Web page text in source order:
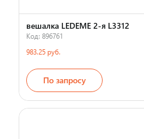
вешалка LEDEME 2-я L3312
Код: 896761
983.25 руб.
По запросу